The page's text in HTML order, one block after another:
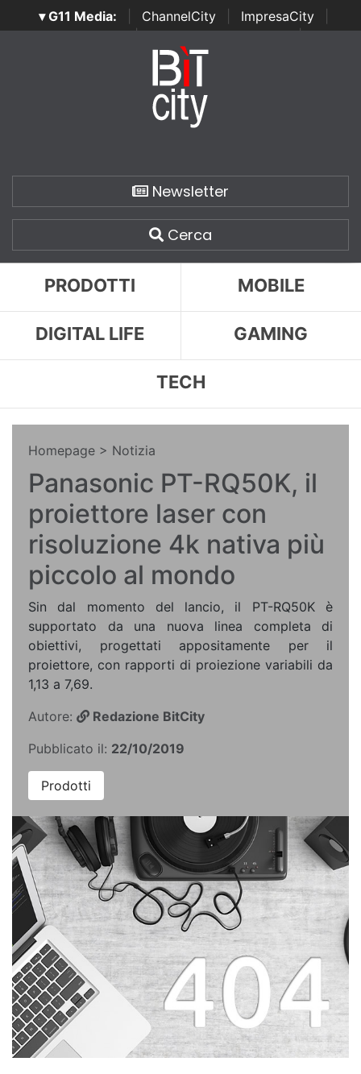
▾ G11 Media: ChannelCity ImpresaCity
SecurityOpenLab | Italian Channel Awards | Italian
Italian Security Awards
Newsletter
Cerca
PRODOTTI MOBILE
DIGITAL LIFE GAMING
TECH
Homepage > Notizia
Panasonic PT-RQ50K, il
proiettore laser con
risoluzione 4k nativa più
piccolo al mondo
Sin dal momento del lancio, il PT-RQ50K è
supportato da una nuova linea completa di
obiettivi, progettati appositamente per il
proiettore, con rapporti di proiezione variabili da
1,13 a 7,69.
Autore:
Redazione BitCity
Pubblicato il: 22/10/2019
Prodotti